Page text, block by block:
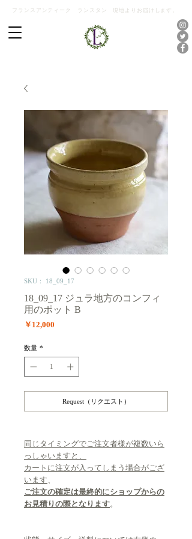
フランスアンティーク ランスタン 現地よりお届けします。
SKU： 18_09_17
18_09_17 ジュラ地方のコンフィ
用のポット B
￥12,000
数量 *
Request（リクエスト）
同じタイミングでご注文者様が複数いら
っしゃいますと、
カートに注文が入ってしまう場合がござ
います
ご注文の確定は最終的にショップからの
お見積りの際となります。